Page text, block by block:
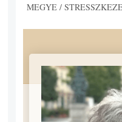
MEGYE /